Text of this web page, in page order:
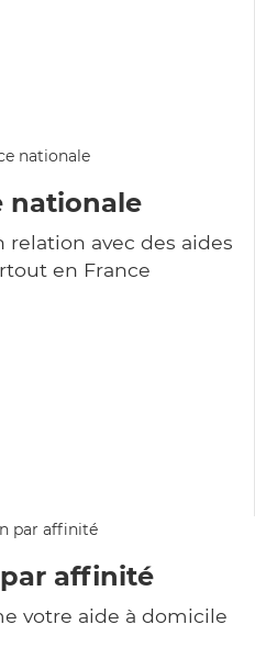
nationale
relation avec des aides
en France
affinité
votre aide à domicile